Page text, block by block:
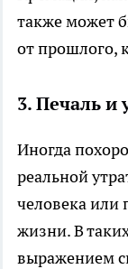
также может
от прошлого,
3.Печаль и
Иногда
реальной
человека или
жизни. В
выражением